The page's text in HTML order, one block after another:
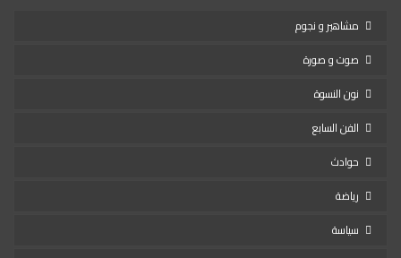
مشاهير و نجوم
صوت و صورة
نون النسوة
الفن السابع
حوادث
رياضة
سياسة